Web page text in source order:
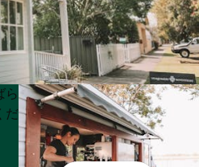
ら
だ